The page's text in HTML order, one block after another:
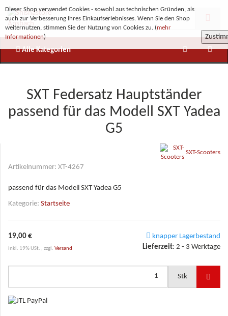
Alle Kategorien
SXT Federsatz Hauptständer
passend für das Modell SXT Yadea
G5
SXT-Scooters
Artikelnummer: XT-4267
passend für das Modell SXT Yadea G5
Kategorie: Startseite
19,00 €
inkl. 19% USt. , zzgl. Versand
knapper Lagerbestand
Lieferzeit: 2 - 3 Werktage
Stk
Dieser Shop verwendet Cookies - sowohl aus technischen Gründen, als
auch zur Verbesserung Ihres Einkaufserlebnisses. Wenn Sie den Shop
weiternutzen, stimmen Sie der Nutzung von Cookies zu. (mehr
Informationen)